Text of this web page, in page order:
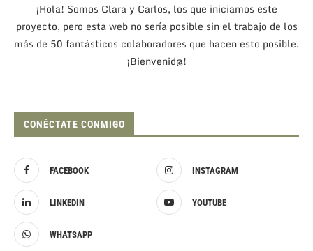
¡Hola! Somos Clara y Carlos, los que iniciamos este
proyecto, pero esta web no sería posible sin el trabajo de los
más de 50 fantásticos colaboradores que hacen esto posible.
¡Bienvenid@!
CONÉCTATE CONMIGO
FACEBOOK INSTAGRAM
LINKEDIN YOUTUBE
WHATSAPP